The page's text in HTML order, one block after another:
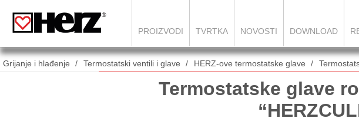
PROIZVODI TVRTKA NOVOSTI DOWNLOAD
Grijanje i hlađenje Termostatski ventili i glave HERZ-ove termostatske glave
Termostatske glave